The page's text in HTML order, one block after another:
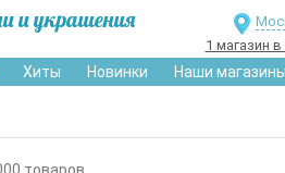
и украшения
1 магазин
Хиты Новинки Наши магазины